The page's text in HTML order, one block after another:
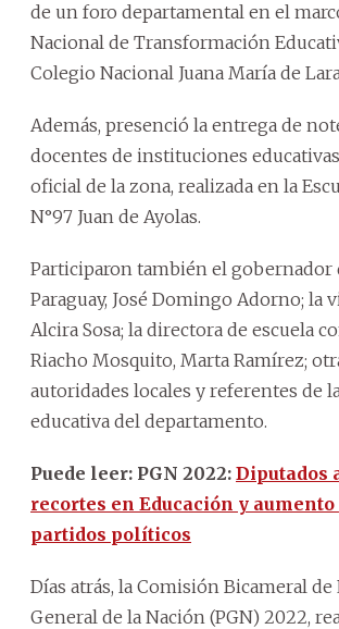
de un foro departamental en el
Nacional de Transformación
Colegio Nacional Juana María de
Además, presenció la entrega de
docentes de instituciones
oficial de la zona, realizada en la
N°97 Juan de Ayolas.
Participaron también el gobernador
Paraguay, José Domingo Adorno; la
Alcira Sosa; la directora de escuela
Riacho Mosquito, Marta Ramírez;
autoridades locales y referentes de
educativa del departamento.
Puede leer: PGN 2022: Diputados
recortes en Educación y aumento
partidos políticos
Días atrás, la Comisión Bicameral de
General de la Nación (PGN) 2022,